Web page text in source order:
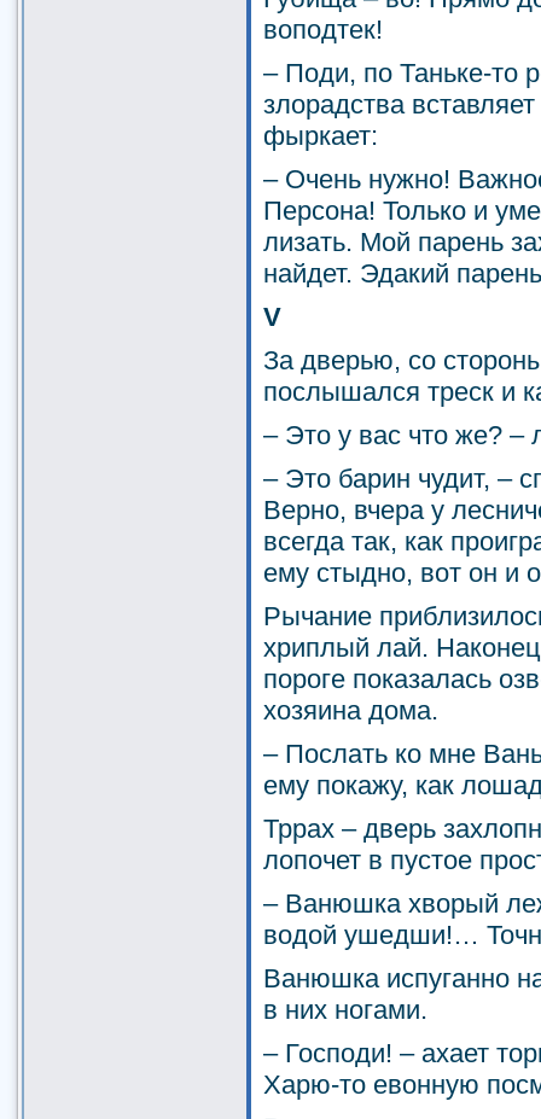
воподтек!
– Поди, по Таньке-то
злорадства
фыркает:
– Очень нужно!
Персона! Только и
лизать. Мой парень
найдет. Эдакий
V
За дверью, со
послышался треск и
– Это у вас что же? –
– Это барин чудит, –
Верно, вчера у
всегда так, как
ему стыдно, вот он и
Рычание
хриплый лай.
пороге показалась
хозяина дома.
– Послать ко мне
ему покажу, как
Тррах – дверь
лопочет в пустое
– Ванюшка хворый
водой ушедши!…
Ванюшка испуганно
в них ногами.
– Господи! – ахает
Харю-то евонную